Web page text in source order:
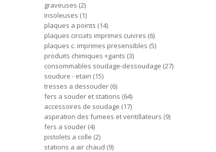
graveuses 2
insoleuses 1
plaques a points 14
plaques circuits imprimes cuivres 6
plaques c. imprimes presensibles 5
produits chimiques +gants 3
consommables soudage-dessoudage 27
soudure - etain 15
tresses a dessouder 6
fers a souder et stations 64
accessoires de soudage 17
aspiration des fumees et ventillateurs 9
fers a souder 4
pistolets a colle 2
stations a air chaud 9